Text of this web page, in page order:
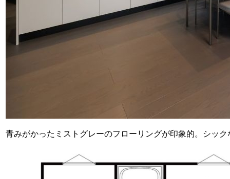
青みがかったミストグレーのフローリングが印象的。シッ